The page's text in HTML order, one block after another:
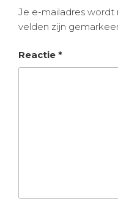
Je e-mailadres wordt
velden zijn
Reactie *